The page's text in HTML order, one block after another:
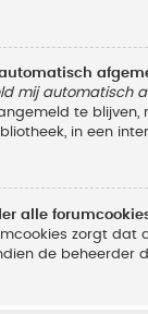
mij automatisch
te
in een
alle
zorgt dat
de beheerder